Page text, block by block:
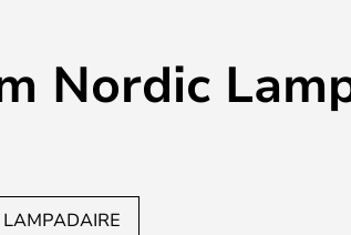
Nordic